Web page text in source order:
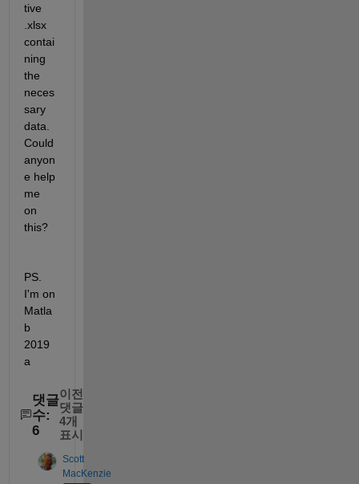
tive
.xlsx
contai
ning
the
neces
sary
data.
Could
anyon
e help
me
on
this?
PS.
I'm on
Matla
b
2019
a
댓글
수:
6
이전
댓글
4개
표시
Scott
MacKenzie